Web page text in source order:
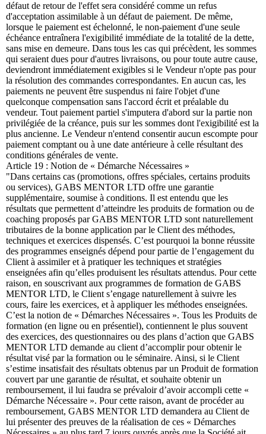
défaut de retour de l'effet sera considéré comme un refus
d'acceptation assimilable à un défaut de paiement. De même,
lorsque le paiement est échelonné, le non-paiement d'une seule
échéance entraînera l'exigibilité immédiate de la totalité de la dette,
sans mise en demeure. Dans tous les cas qui précèdent, les sommes
qui seraient dues pour d'autres livraisons, ou pour toute autre cause,
deviendront immédiatement exigibles si le Vendeur n'opte pas pour
la résolution des commandes correspondantes. En aucun cas, les
paiements ne peuvent être suspendus ni faire l'objet d'une
quelconque compensation sans l'accord écrit et préalable du
vendeur. Tout paiement partiel s'imputera d'abord sur la partie non
privilégiée de la créance, puis sur les sommes dont l'exigibilité est la
plus ancienne. Le Vendeur n'entend consentir aucun escompte pour
paiement comptant ou à une date antérieure à celle résultant des
conditions générales de vente.
Article 19 : Notion de « Démarche Nécessaires »
"Dans certains cas (promotions, offres spéciales, certains produits
ou services), GABS MENTOR LTD offre une garantie
supplémentaire, soumise à conditions. Il est entendu que les
résultats que permettent d’atteindre les produits de formation ou de
coaching proposés par GABS MENTOR LTD sont naturellement
tributaires de la bonne application par le Client des méthodes,
techniques et exercices dispensés. C’est pourquoi la bonne réussite
des programmes enseignés dépend pour partie de l’engagement du
Client à assimiler et à pratiquer les techniques et stratégies
enseignées afin qu’elles produisent les résultats attendus. Pour cette
raison, en souscrivant aux programmes de formation de GABS
MENTOR LTD, le Client s’engage naturellement à suivre les
cours, faire les exercices, et à appliquer les méthodes enseignées.
C’est la notion de « Démarches Nécessaires ». Tous les Produits de
formation (en ligne ou en présentiel), contiennent le plus souvent
des exercices, des questionnaires ou des plans d’action que GABS
MENTOR LTD demande au client d’accomplir pour obtenir le
résultat visé par la formation ou le séminaire. Ainsi, si le Client
s’estime insatisfait des résultats obtenus par un Produit de formation
couvert par une garantie de résultat, et souhaite obtenir un
remboursement, il lui faudra se prévaloir d’avoir accompli cette «
Démarche Nécessaire ». Pour cette raison, avant de procéder au
remboursement, GABS MENTOR LTD demandera au Client de
lui présenter des preuves de la réalisation de ces « Démarches